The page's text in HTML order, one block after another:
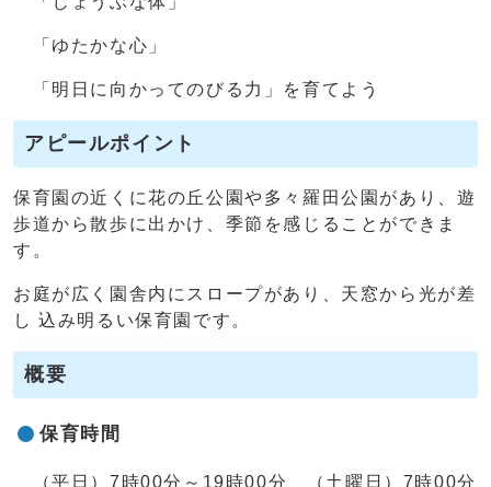
「ゆたかな心」
「明日に向かってのびる力」を育てよう
アピールポイント
保育園の近くに花の丘公園や多々羅田公園があり、遊
歩道から散歩に出かけ、季節を感じることができま
す。
お庭が広く園舎内にスロープがあり、天窓から光が差
し 込み明るい保育園です。
概要
保育時間
（平日）7時00分～19時00分 （土曜日）7時00分